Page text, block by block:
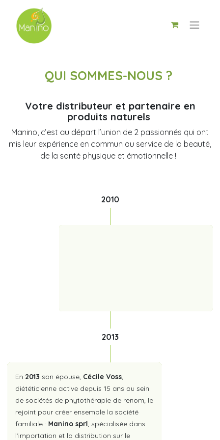
QUI SOMMES-NOUS ?
Votre distributeur et partenaire en
produits naturels
Manino, c’est au départ l’union de 2 passionnés qui ont
mis leur expérience en commun au service de la beauté,
de la santé physique et émotionnelle !
2010
2013
En 2013 son épouse, Cécile Voss,
diététicienne active depuis 15 ans au sein
de sociétés de phytothérapie de renom, le
rejoint pour créer ensemble la société
familiale : Manino sprl, spécialisée dans
l’importation et la distribution sur le